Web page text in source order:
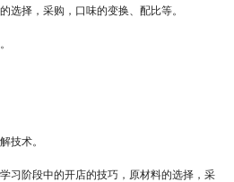
选择，采购，口味的变换、配比等。
技术。
习阶段中的开店的技巧，原材料的选择，采